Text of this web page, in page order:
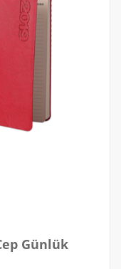
Günlük